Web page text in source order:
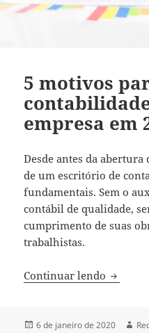
5 motivos
empresa em
Desde antes da abertura
de um escritório de
fundamentais. Sem o
contábil de qualidade,
cumprimento de suas
trabalhistas.
Continuar lendo 5
Publicado
6 de janeiro de 2020